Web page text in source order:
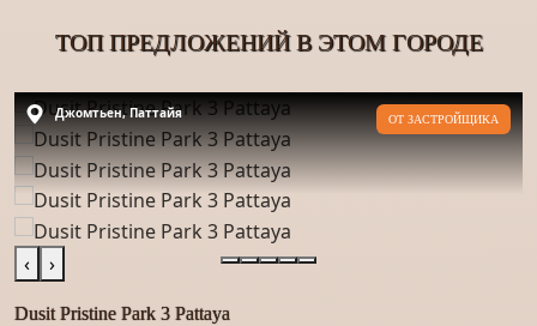
ТОП ПРЕДЛОЖЕНИЙ В ЭТОМ ГОРОДЕ
Джомтьен, Паттайя ОТ ЗАСТРОЙЩИКА
‹ ›
Dusit Pristine Park 3 Pattaya